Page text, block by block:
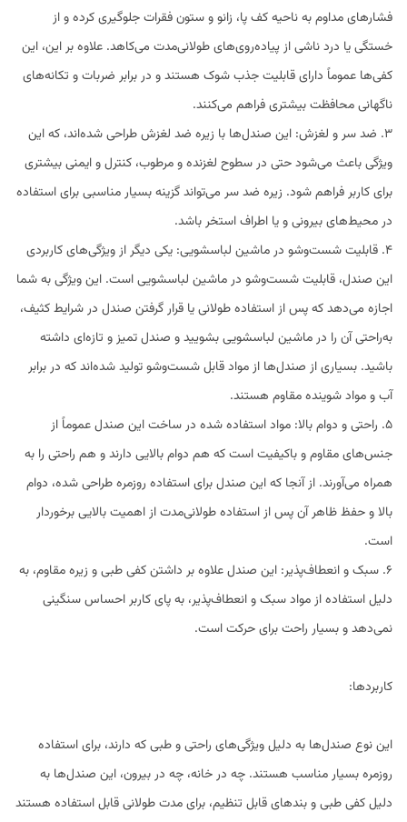
فشارهای مداوم به ناحیه کف پا، زانو و ستون فقرات جلوگیری کرده و از
خستگی یا درد ناشی از پیاده‌روی‌های طولانی‌مدت می‌کاهد. علاوه بر این، این
کفی‌ها عموماً دارای قابلیت جذب شوک هستند و در برابر ضربات و تکانه‌های
ناگهانی محافظت بیشتری فراهم می‌کنند.
3. ضد سر و لغزش: این صندل‌ها با زیره ضد لغزش طراحی شده‌اند، که این
ویژگی باعث می‌شود حتی در سطوح لغزنده و مرطوب، کنترل و ایمنی بیشتری
برای کاربر فراهم شود. زیره ضد سر می‌تواند گزینه بسیار مناسبی برای استفاده
در محیط‌های بیرونی و یا اطراف استخر باشد.
4. قابلیت شست‌وشو در ماشین لباسشویی: یکی دیگر از ویژگی‌های کاربردی
این صندل، قابلیت شست‌وشو در ماشین لباسشویی است. این ویژگی به شما
اجازه می‌دهد که پس از استفاده طولانی یا قرار گرفتن صندل در شرایط کثیف،
به‌راحتی آن را در ماشین لباسشویی بشویید و صندل تمیز و تازه‌ای داشته
باشید. بسیاری از صندل‌ها از مواد قابل شست‌وشو تولید شده‌اند که در برابر
آب و مواد شوینده مقاوم هستند.
5. راحتی و دوام بالا: مواد استفاده شده در ساخت این صندل عموماً از
جنس‌های مقاوم و باکیفیت است که هم دوام بالایی دارند و هم راحتی را به
همراه می‌آورند. از آنجا که این صندل برای استفاده روزمره طراحی شده، دوام
بالا و حفظ ظاهر آن پس از استفاده طولانی‌مدت از اهمیت بالایی برخوردار
است.
6. سبک و انعطاف‌پذیر: این صندل علاوه بر داشتن کفی طبی و زیره مقاوم، به
دلیل استفاده از مواد سبک و انعطاف‌پذیر، به پای کاربر احساس سنگینی
نمی‌دهد و بسیار راحت برای حرکت است.
کاربردها:
این نوع صندل‌ها به دلیل ویژگی‌های راحتی و طبی که دارند، برای استفاده
روزمره بسیار مناسب هستند. چه در خانه، چه در بیرون، این صندل‌ها به
دلیل کفی طبی و بندهای قابل تنظیم، برای مدت طولانی قابل استفاده هستند